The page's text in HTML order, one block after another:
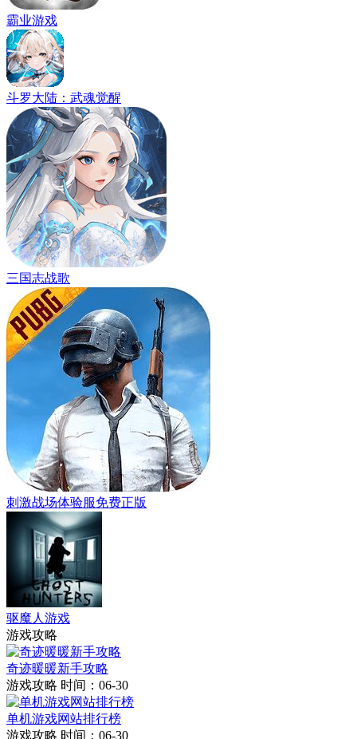
霸业游戏
斗罗大陆：武魂觉醒
三国志战歌
刺激战场体验服免费正版
驱魔人游戏
游戏攻略
奇迹暖暖新手攻略
游戏攻略 时间：06-30
单机游戏网站排行榜
游戏攻略 时间：06-30